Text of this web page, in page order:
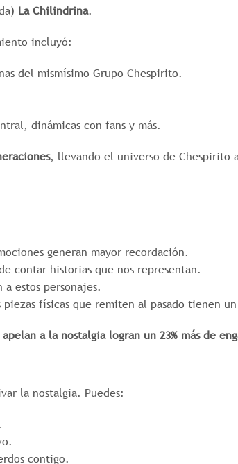
La Chilindrina.
incluyó:
del mismísimo Grupo Chespirito.
dinámicas con fans y más.
, llevando el universo de Chespirito
generan mayor recordación.
contar historias que nos representan.
estos personajes.
físicas que remiten al pasado tienen
apelan a la nostalgia logran un 23% más de
la nostalgia. Puedes:
contigo.